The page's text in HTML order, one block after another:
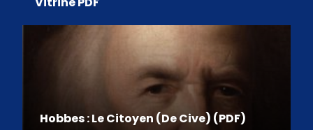
Hobbes : Le Citoyen (De Cive) (PDF)